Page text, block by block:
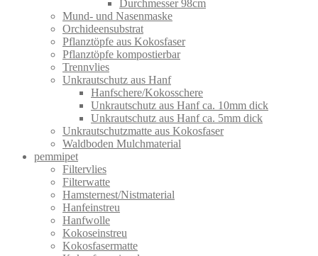
Durchmesser 98cm
Mund- und Nasenmaske
Orchideensubstrat
Pflanztöpfe aus Kokosfaser
Pflanztöpfe kompostierbar
Trennvlies
Unkrautschutz aus Hanf
Hanfschere/Kokosschere
Unkrautschutz aus Hanf ca. 10mm dick
Unkrautschutz aus Hanf ca. 5mm dick
Unkrautschutzmatte aus Kokosfaser
Waldboden Mulchmaterial
pemmipet
Filtervlies
Filterwatte
Hamsternest/Nistmaterial
Hanfeinstreu
Hanfwolle
Kokoseinstreu
Kokosfasermatte